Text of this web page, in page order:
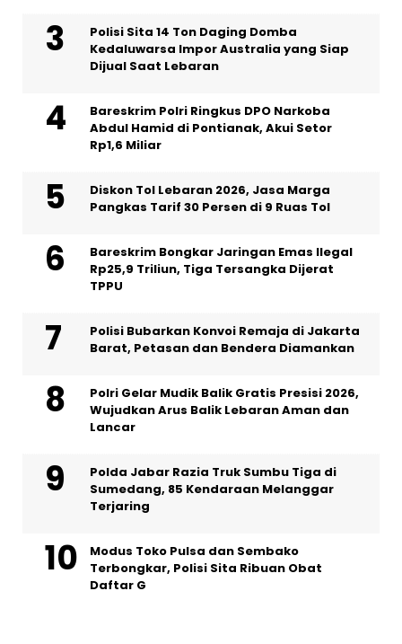
Polisi Sita 14 Ton Daging Domba
Kedaluwarsa Impor Australia yang Siap
Dijual Saat Lebaran
Bareskrim Polri Ringkus DPO Narkoba
Abdul Hamid di Pontianak, Akui Setor
Rp1,6 Miliar
Diskon Tol Lebaran 2026, Jasa Marga
Pangkas Tarif 30 Persen di 9 Ruas Tol
Bareskrim Bongkar Jaringan Emas Ilegal
Rp25,9 Triliun, Tiga Tersangka Dijerat
TPPU
Polisi Bubarkan Konvoi Remaja di Jakarta
Barat, Petasan dan Bendera Diamankan
Polri Gelar Mudik Balik Gratis Presisi 2026,
Wujudkan Arus Balik Lebaran Aman dan
Lancar
Polda Jabar Razia Truk Sumbu Tiga di
Sumedang, 85 Kendaraan Melanggar
Terjaring
Modus Toko Pulsa dan Sembako
Terbongkar, Polisi Sita Ribuan Obat
Daftar G